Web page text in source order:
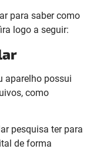
para saber como
logo a seguir:
aparelho possui
como
pesquisa ter para
de forma